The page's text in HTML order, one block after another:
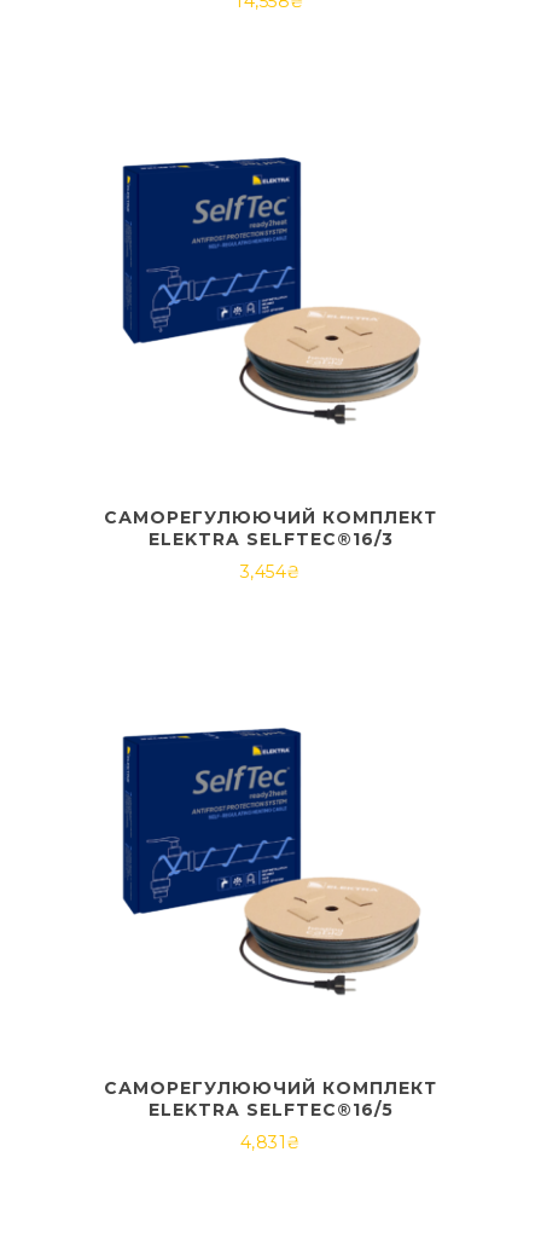
САМОРЕГУЛЮЮЧИЙ КОМПЛЕКТ
ELEKTRA SELFTEC®16/3
3,454₴
САМОРЕГУЛЮЮЧИЙ КОМПЛЕКТ
ELEKTRA SELFTEC®16/5
4,831₴